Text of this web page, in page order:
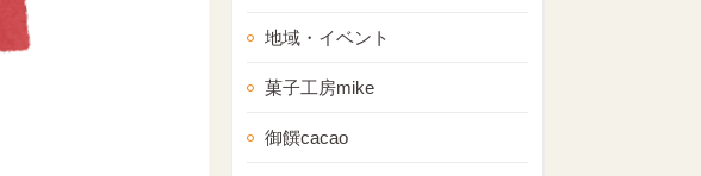
地域・イベント
菓子工房mike
御饌cacao